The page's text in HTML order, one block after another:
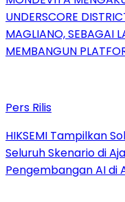
UNDERSCORE
MAGLIANO, SEBAGAI
MEMBANGUN
Pers Rilis
HIKSEMI Tampilkan
Seluruh Skenario di
Pengembangan AI di